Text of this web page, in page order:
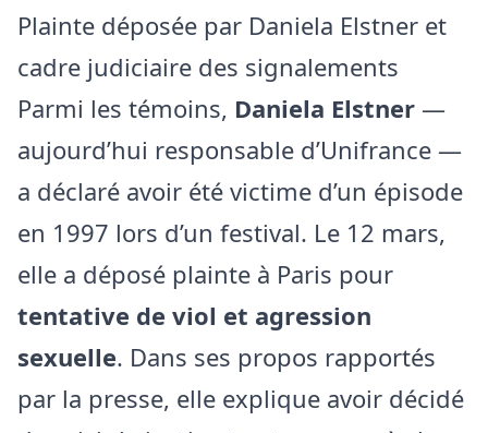
Plainte déposée par Daniela Elstner et
cadre judiciaire des signalements
Parmi les témoins, Daniela Elstner —
aujourd’hui responsable d’Unifrance —
a déclaré avoir été victime d’un épisode
en 1997 lors d’un festival. Le 12 mars,
elle a déposé plainte à Paris pour
tentative de viol et agression
sexuelle. Dans ses propos rapportés
par la presse, elle explique avoir décidé